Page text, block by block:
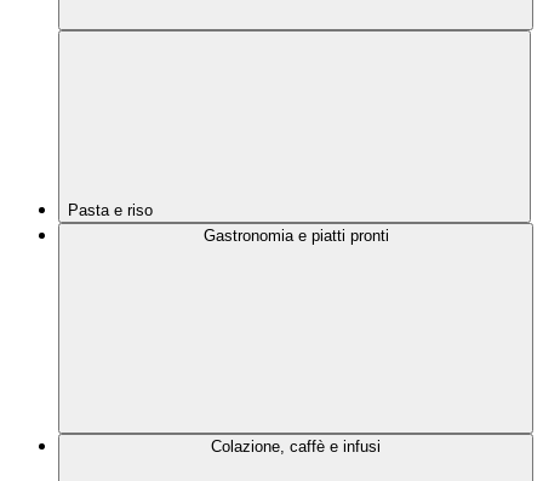
Pasta e riso
Gastronomia e piatti pronti
Colazione, caffè e infusi